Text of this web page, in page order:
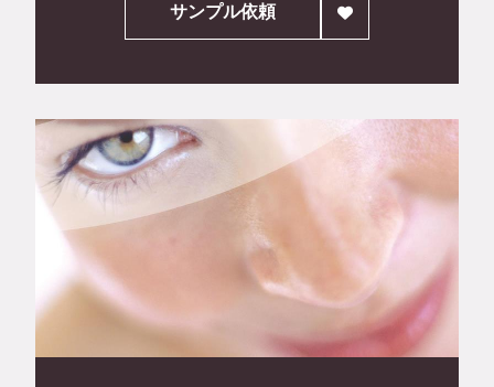
サンプル依頼